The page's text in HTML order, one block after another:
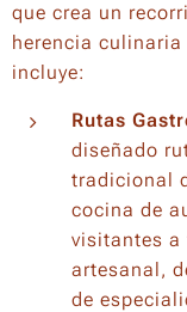
que crea un
herencia culinaria
incluye:
Rutas
diseñado
tradicional
cocina de
visitantes a
artesanal,
de